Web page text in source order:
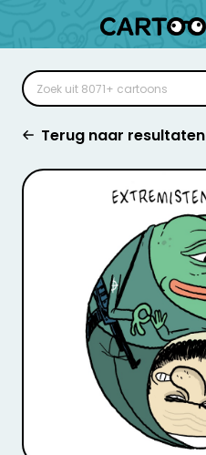
Terug naar resultaten